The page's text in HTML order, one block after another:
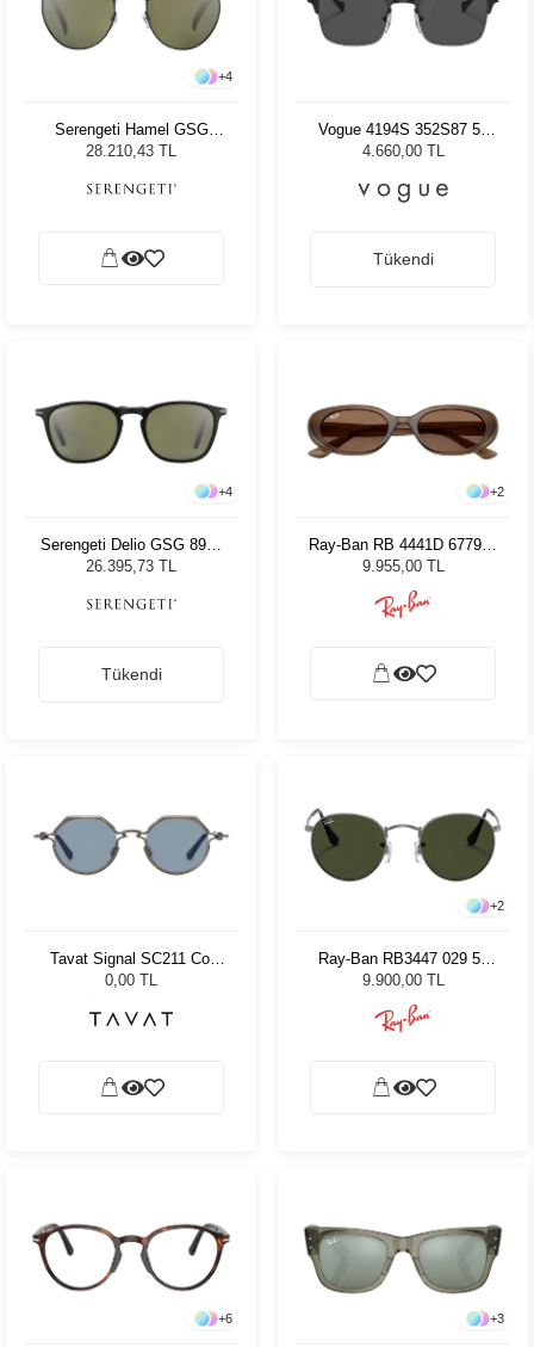
+4
Serengeti Hamel GSG
8925 Unisex Güneş
Gözlüğü
28.210,43 TL
Vogue 4194S 352S87 52
Kadın Güneş Gözlüğü
4.660,00 TL
Tükendi
+4
Serengeti Delio GSG 8947
Unisex Güneş Gözlüğü
26.395,73 TL
Tükendi
+2
Ray-Ban RB 4441D 677973
53 Kadın Güneş Gözlüğü
9.955,00 TL
Tavat Signal SC211 Col
LGN-SU
0,00 TL
+2
Ray-Ban RB3447 029 50
Unisex Güneş Gözlüğü
9.900,00 TL
+6 +3